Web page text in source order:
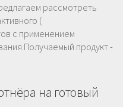
рассмотреть
(
с применением
продукт -
на готовый